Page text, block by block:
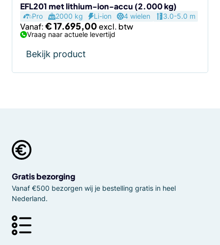
EFL201 met lithium-ion-accu (2.000 kg)
Pro 2000 kg Li-ion 4 wielen 3.0-5.0 m
Vanaf:€17.695,00
Vraag naar actuele levertijd
Bekijk product
de
productpagina
Gratis bezorging
Vanaf €500 bezorgen wij je bestelling gratis in heel
Nederland.